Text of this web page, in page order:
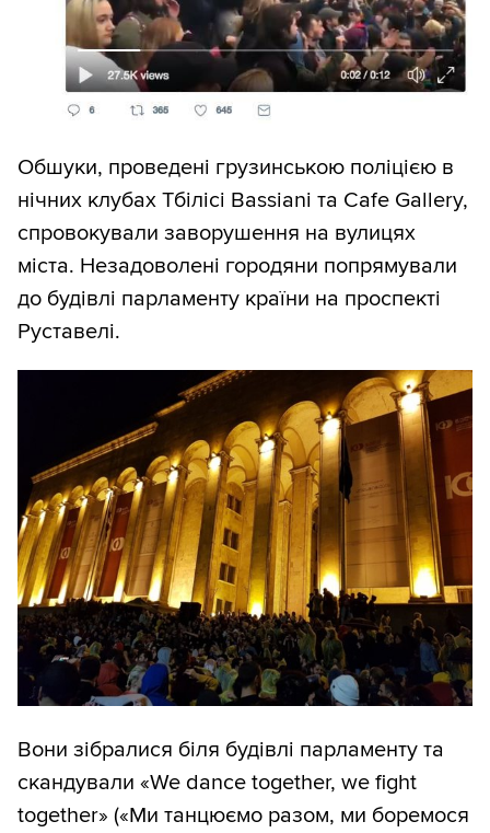
Обшуки, проведені грузинською поліцією в
нічних клубах Тбілісі Bassiani та Cafe Gallery,
спровокували заворушення на вулицях
міста. Незадоволені городяни попрямували
до будівлі парламенту країни на проспекті
Руставелі.
Вони зібралися біля будівлі парламенту та
скандували «We dance together, we fight
together» («Ми танцюємо разом, ми боремося